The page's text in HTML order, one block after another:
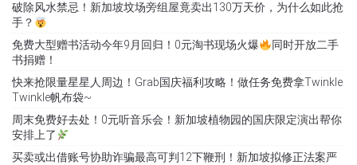
破除风水禁忌！新加坡坟场旁组屋竟卖出130万天价，为什么如此抢
手？
免费大型赠书活动今年9月回归！0元淘书现场火爆
同时开放二手
书捐赠！
快来抢限量星星人周边！Grab国庆福利攻略！做任务免费拿Twinkle
Twinkle帆布袋~
周末免费好去处！0元听音乐会！新加坡植物园的国庆限定演出帮你
安排上了
买卖或出借账号协助诈骗最高可判12下鞭刑！新加坡拟修正法案严